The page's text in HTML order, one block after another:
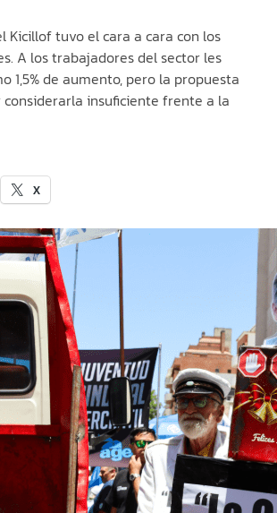
Kicillof tuvo el cara a cara con los
A los trabajadores del sector les
1,5% de aumento, pero la propuesta
insuficiente frente a la
X